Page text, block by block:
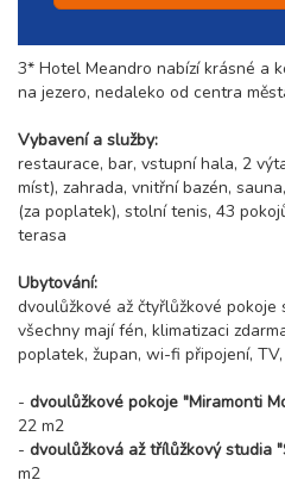
3* Hotel Meandro nabízí krásné a
na jezero, nedaleko od centra
Vybavení a služby:
restaurace, bar, vstupní hala, 2
míst), zahrada, vnitřní bazén,
(za poplatek), stolní tenis, 43
terasa
Ubytování:
dvoulůžkové až čtyřlůžkové pokoje
všechny mají fén, klimatizaci
poplatek, župan, wi-fi připojení,
- dvoulůžkové pokoje "Miramonti
22 m2
- dvoulůžková až třílůžkový studia
m2